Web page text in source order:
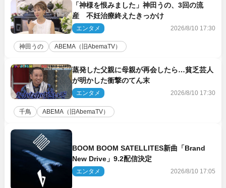
「神様を恨みました」神田うの、3回の流
産 不妊治療終えたきっかけ
エンタメ 2026/8/10 17:30
神田うの ABEMA（旧AbemaTV）
蒸発した父親に母親が再会したら…貧乏芸人
が明かした衝撃のてん末
エンタメ 2026/8/10 17:30
千鳥 ABEMA（旧AbemaTV）
BOOM BOOM SATELLITES新曲「Brand
New Drive」9.2配信決定
エンタメ 2026/8/10 17:05